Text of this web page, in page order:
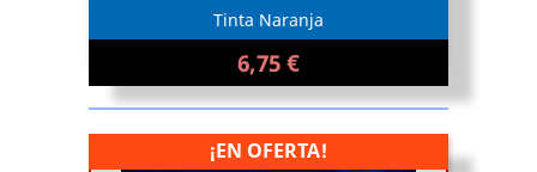
Tinta Naranja
6,75 €
¡EN OFERTA!